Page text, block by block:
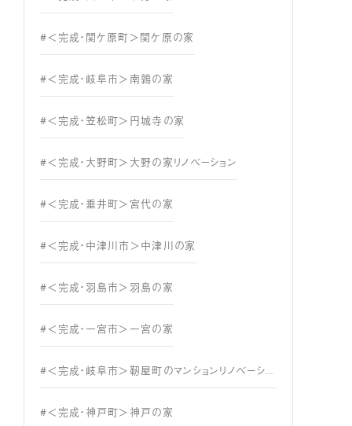
#＜完成・関ケ原町＞関ケ原の家
#＜完成・岐阜市＞南鶉の家
#＜完成・笠松町＞円城寺の家
#＜完成・大野町＞大野の家リノベーション
#＜完成・垂井町＞宮代の家
#＜完成・中津川市＞中津川の家
#＜完成・羽島市＞羽島の家
#＜完成・一宮市＞一宮の家
#＜完成・岐阜市＞靭屋町のマンションリノベーション
#＜完成・神戸町＞神戸の家